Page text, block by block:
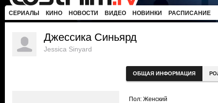
СЕРИАЛЫ КИНО НОВОСТИ ВИДЕО НОВИНКИ РАСПИСАНИЕ
Джессика Синьярд
Jessica Sinyard
ОБЩАЯ ИНФОРМАЦИЯ
Пол: Женский